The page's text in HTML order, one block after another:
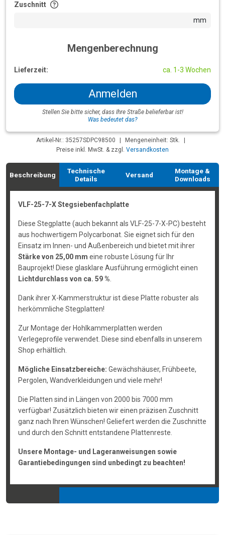
Zuschnitt
mm
Mengenberechnung
Lieferzeit: ca. 1-3 Wochen
Anmelden
Stellen Sie bitte sicher, dass Ihre Straße belieferbar ist!
Was bedeutet das?
Artikel-Nr.: 35257SDPC98500 Mengeneinheit: Stk.
Preise inkl. MwSt. & zzgl. Versandkosten
Beschreibung
Technische
Details
Versand
Montage &
Downloads
VLF-25-7-X Stegsiebenfachplatte
Diese Stegplatte (auch bekannt als VLF-25-7-X-PC) besteht
aus hochwertigem Polycarbonat. Sie eignet sich für den
Einsatz im Innen- und Außenbereich und bietet mit ihrer
Stärke von 25,00 mm eine robuste Lösung für Ihr
Bauprojekt! Diese glasklare Ausführung ermöglicht einen
Lichtdurchlass von ca. 59 %
Dank ihrer X-Kammerstruktur ist diese Platte robuster als
herkömmliche Stegplatten!
Zur Montage der Hohlkammerplatten werden
Verlegeprofile verwendet. Diese sind ebenfalls in unserem
Shop erhältlich.
Mögliche Einsatzbereiche: Gewächshäuser, Frühbeete,
Pergolen, Wandverkleidungen und viele mehr!
Die Platten sind in Längen von 2000 bis 7000 mm
verfügbar! Zusätzlich bieten wir einen präzisen Zuschnitt
ganz nach Ihren Wünschen! Geliefert werden die Zuschnitte
und durch den Schnitt entstandene Plattenreste.
Unsere Montage- und Lageranweisungen sowie
Garantiebedingungen sind unbedingt zu beachten!